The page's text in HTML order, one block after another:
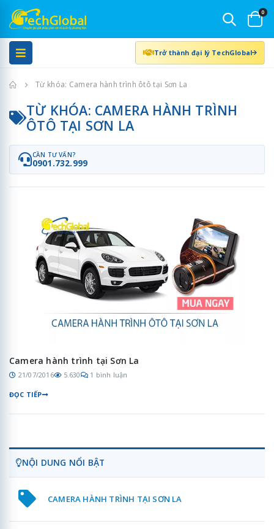
0
Trở thành đại lý TechGlobal
Trang chủTừ khóa: Camera hành trình ôtô tại Sơn La
TỪ KHÓA: CAMERA HÀNH TRÌNH
ÔTÔ TẠI SƠN LA
CẦN TƯ VẤN?
0901.732.999
Camera hành trình tại Sơn La
21/07/2016 5.630 1 bình luận
ĐỌC TIẾP
NỘI DUNG NỔI BẬT
CAMERA HÀNH TRÌNH TẠI SƠN LA